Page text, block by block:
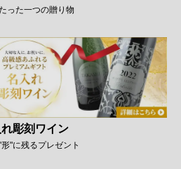
った一つの贈り物
彫刻ワイン
"に残るプレゼント